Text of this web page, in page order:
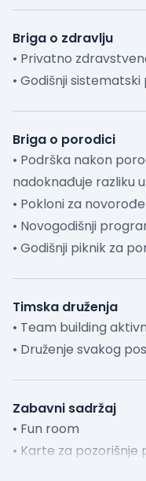
Briga o zdravlju
• Privatno
• Godišnji
Briga o porodici
• Podrška nakon
nadoknađuje razliku
• Pokloni za
• Novogodišnji
• Godišnji piknik za
Timska druženja
• Team building
• Druženje svakog
Zabavni sadržaj
• Fun room
• Karte za pozorišnje